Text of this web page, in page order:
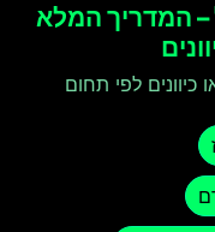
– המדריך המלא
לפי תחום